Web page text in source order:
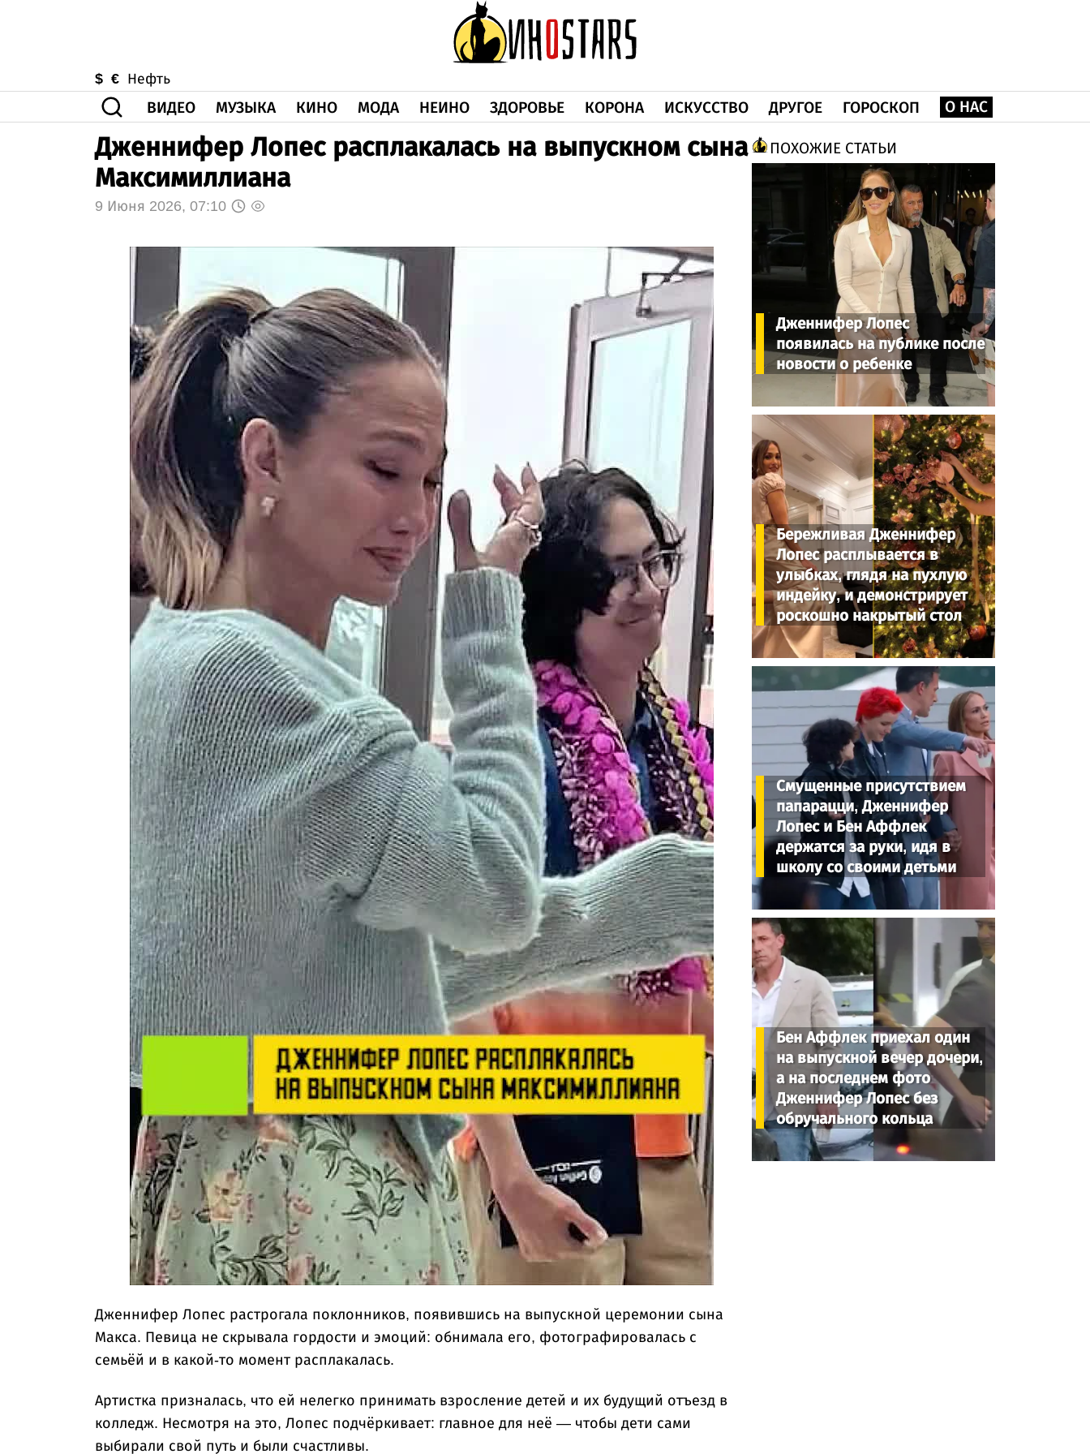
$ € Нефть
ВИДЕО МУЗЫКА КИНО МОДА НЕИНО ЗДОРОВЬЕ КОРОНА ИСКУССТВО ДРУГОЕ ГОРОСКОП О НАС
Дженнифер Лопес расплакалась на выпускном сына
Максимиллиана
9 Июня 2026, 07:10
Дженнифер Лопес растрогала поклонников, появившись на выпускной церемонии сына
Макса. Певица не скрывала гордости и эмоций: обнимала его, фотографировалась с
семьёй и в какой-то момент расплакалась.
Артистка призналась, что ей нелегко принимать взросление детей и их будущий отъезд в
колледж. Несмотря на это, Лопес подчёркивает: главное для неё — чтобы дети сами
выбирали свой путь и были счастливы.
ПОХОЖИЕ СТАТЬИ
Дженнифер Лопес
появилась на публике после
новости о ребенке
Бережливая Дженнифер
Лопес расплывается в
улыбках, глядя на пухлую
индейку, и демонстрирует
роскошно накрытый стол
Смущенные присутствием
папарацци, Дженнифер
Лопес и Бен Аффлек
держатся за руки, идя в
школу со своими детьми
Бен Аффлек приехал один
на выпускной вечер дочери,
а на последнем фото
Дженнифер Лопес без
обручального кольца